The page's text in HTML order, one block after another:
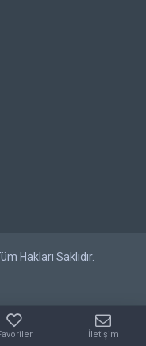
Hakları Saklıdır.
İletişim